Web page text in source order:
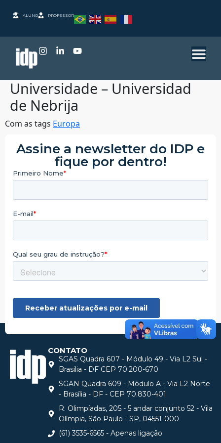
ALUNO PROFESSOR
Universidade – Universidad
de Nebrija
Com as tags Europa
Assine a newsletter do IDP e
fique por dentro!
CONTATO
SGAS Quadra 607 - Módulo 49 - Via L2 Sul -
Brasilia - DF CEP 70.200-670
SGAN Quadra 609 - Módulo A - Via L2 Norte
- Brasília - DF - CEP 70.830-401
R. Olimpíadas, 205 - 5 andar conjunto 52 - Vila
Olímpia, São Paulo - SP, 04551-000
(61) 3535-6565 - Apenas ligação